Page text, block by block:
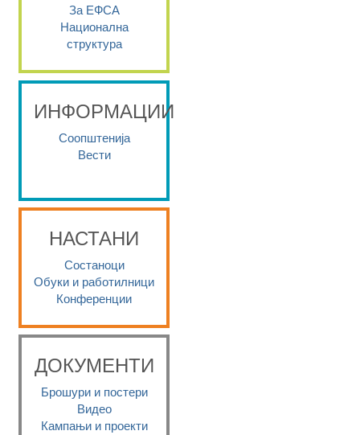
За ЕФСА
Национална
структура
ИНФОРМАЦИИ
Соопштенија
Вести
НАСТАНИ
Состаноци
Обуки и работилници
Конференции
ДОКУМЕНТИ
Брошури и постери
Видео
Кампањи и проекти